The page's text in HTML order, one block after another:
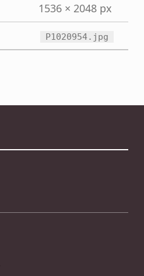
1536 × 2048 px
P1020954.jpg